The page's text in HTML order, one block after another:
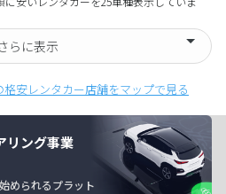
らに表示
安レンタカー店舗をマップで見る
リング事業
められるプラット